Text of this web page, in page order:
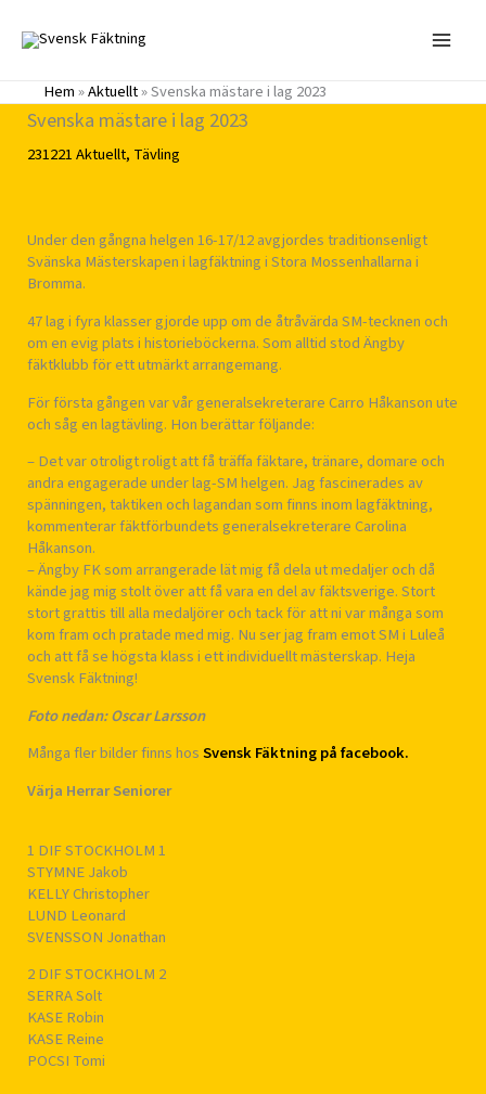
innehåll
Hem»Aktuellt»Svenska mästare i lag 2023
Svenska mästare i lag 2023
231221Aktuellt, Tävling
Under den gångna helgen 16-17/12 avgjordes traditionsenligt
Svänska Mästerskapen i lagfäktning i Stora Mossenhallarna i
Bromma.
47 lag i fyra klasser gjorde upp om de åtråvärda SM-tecknen och
om en evig plats i historieböckerna. Som alltid stod Ängby
fäktklubb för ett utmärkt arrangemang.
För första gången var vår generalsekreterare Carro Håkanson ute
och såg en lagtävling. Hon berättar följande:
– Det var otroligt roligt att få träffa fäktare, tränare, domare och
andra engagerade under lag-SM helgen. Jag fascinerades av
spänningen, taktiken och lagandan som finns inom lagfäktning,
kommenterar fäktförbundets generalsekreterare Carolina
Håkanson.
– Ängby FK som arrangerade lät mig få dela ut medaljer och då
kände jag mig stolt över att få vara en del av fäktsverige. Stort
stort grattis till alla medaljörer och tack för att ni var många som
kom fram och pratade med mig. Nu ser jag fram emot SM i Luleå
och att få se högsta klass i ett individuellt mästerskap. Heja
Svensk Fäktning!
Foto nedan: Oscar Larsson
Många fler bilder finns hosSvensk Fäktning på facebook.
Värja Herrar Seniorer
1 DIF STOCKHOLM 1
STYMNE Jakob
KELLY Christopher
LUND Leonard
SVENSSON Jonathan
2 DIF STOCKHOLM 2
SERRA Solt
KASE Robin
KASE Reine
POCSI Tomi